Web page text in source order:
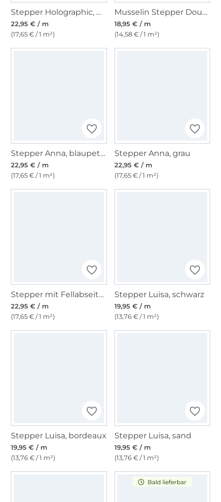
Stepper Holographic, multicolor
22,95 € / m
(17,65 € / 1 m²)
Musselin Stepper Doubleface, schwarz- grau
18,95 € / m
(14,58 € / 1 m²)
Stepper Anna, blaupetrol
22,95 € / m
(17,65 € / 1 m²)
Stepper Anna, grau
22,95 € / m
(17,65 € / 1 m²)
Stepper mit Fellabseite Denim, dunkelblau
22,95 € / m
(17,65 € / 1 m²)
Stepper Luisa, schwarz
19,95 € / m
(13,76 € / 1 m²)
Stepper Luisa, bordeaux
19,95 € / m
(13,76 € / 1 m²)
Stepper Luisa, sand
19,95 € / m
(13,76 € / 1 m²)
Bald lieferbar